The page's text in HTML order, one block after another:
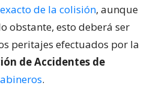
de la colisión, aunque
obstante, esto deberá ser
peritajes efectuados por la
de Accidentes de
.